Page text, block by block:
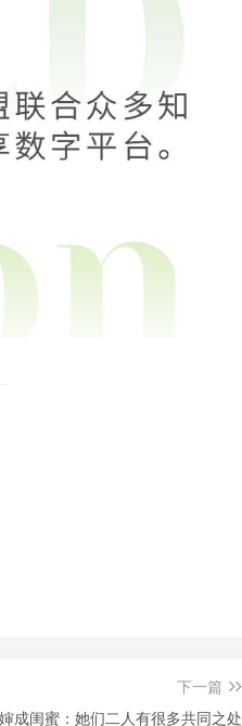
下一篇
成闺蜜：她们二人有很多共同之处